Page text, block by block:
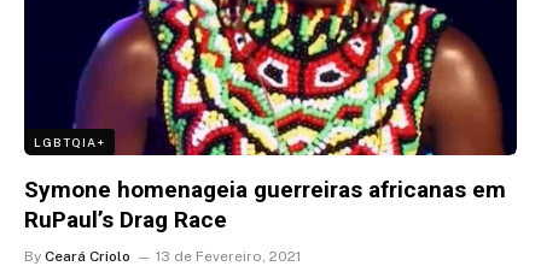
LGBTQIA+
Symone homenageia guerreiras africanas em
RuPaul’s Drag Race
By Ceará Criolo 13 de Fevereiro, 2021